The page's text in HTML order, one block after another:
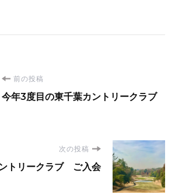
前の投稿
今年3度目の東千葉カントリークラブ
次の投稿
トリークラブ ご入会